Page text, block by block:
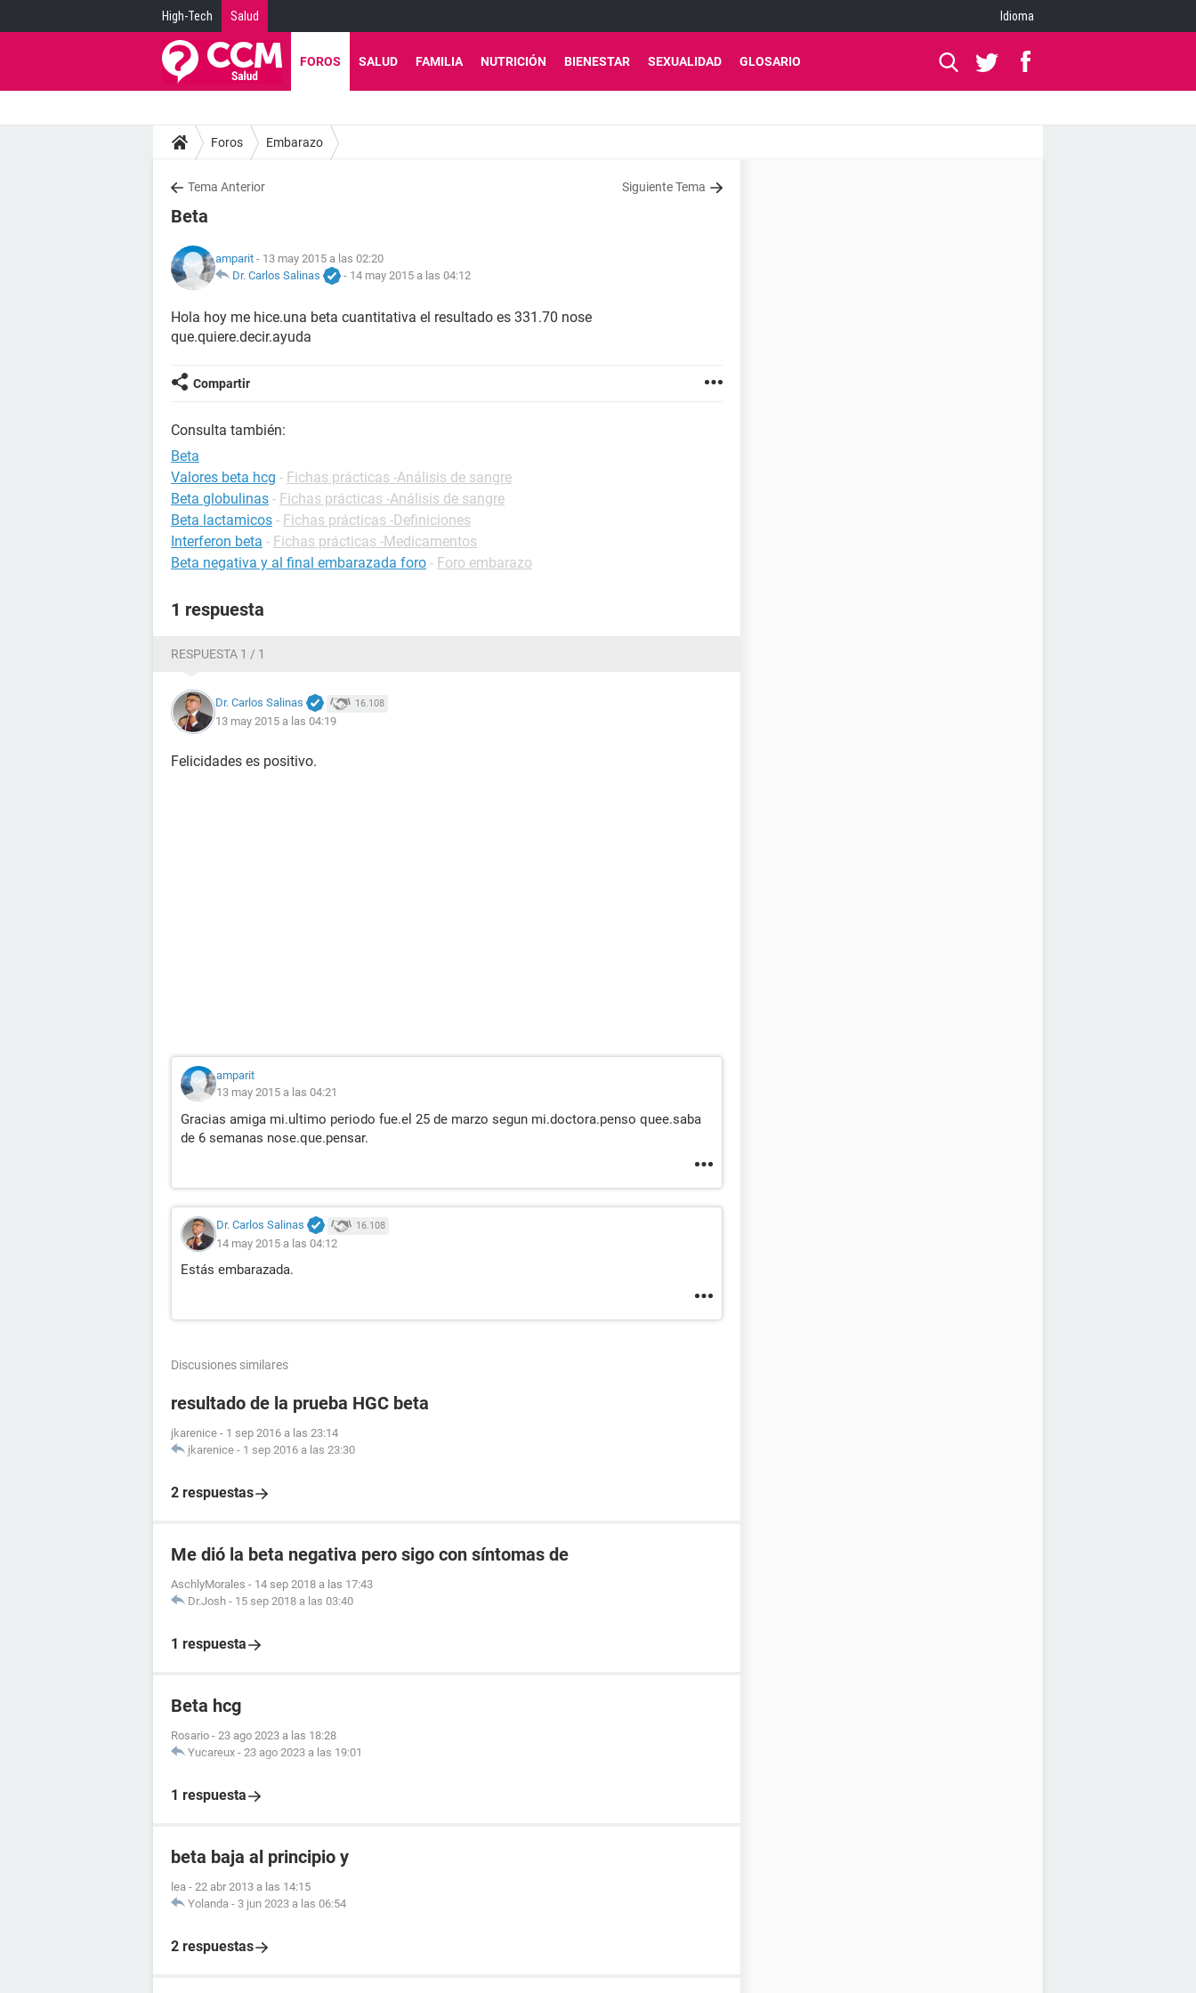
High-Tech Salud Idioma
FOROS SALUD FAMILIA NUTRICIÓN BIENESTAR SEXUALIDAD GLOSARIO
Foros Embarazo
Tema Anterior Siguiente Tema
Beta
amparit - 13 may 2015 a las 02:20
Dr. Carlos Salinas
- 14 may 2015 a las 04:12
Hola hoy me hice.una beta cuantitativa el resultado es 331.70 nose
que.quiere.decir.ayuda
Compartir
Consulta también:
Beta
Valores beta hcg - Fichas prácticas -Análisis de sangre
Beta globulinas - Fichas prácticas -Análisis de sangre
Beta lactamicos - Fichas prácticas -Definiciones
Interferon beta - Fichas prácticas -Medicamentos
Beta negativa y al final embarazada foro - Foro embarazo
1 respuesta
RESPUESTA 1 / 1
Dr. Carlos Salinas 16.108
13 may 2015 a las 04:19
Felicidades es positivo.
amparit
13 may 2015 a las 04:21
Gracias amiga mi.ultimo periodo fue.el 25 de marzo segun mi.doctora.penso quee.saba
de 6 semanas nose.que.pensar.
Dr. Carlos Salinas 16.108
14 may 2015 a las 04:12
Estás embarazada.
Discusiones similares
resultado de la prueba HGC beta
jkarenice - 1 sep 2016 a las 23:14
jkarenice - 1 sep 2016 a las 23:30
2 respuestas
Me dió la beta negativa pero sigo con síntomas de
AschlyMorales - 14 sep 2018 a las 17:43
Dr.Josh - 15 sep 2018 a las 03:40
1 respuesta
Beta hcg
Rosario - 23 ago 2023 a las 18:28
Yucareux - 23 ago 2023 a las 19:01
1 respuesta
beta baja al principio y
lea - 22 abr 2013 a las 14:15
Yolanda - 3 jun 2023 a las 06:54
2 respuestas